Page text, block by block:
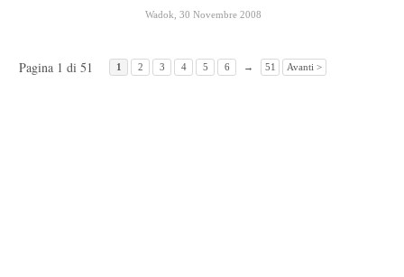
Wadok 30 Novembre 2008
Pagina 1 di 51 1 2 3 4 5 6 → 51 Avanti >